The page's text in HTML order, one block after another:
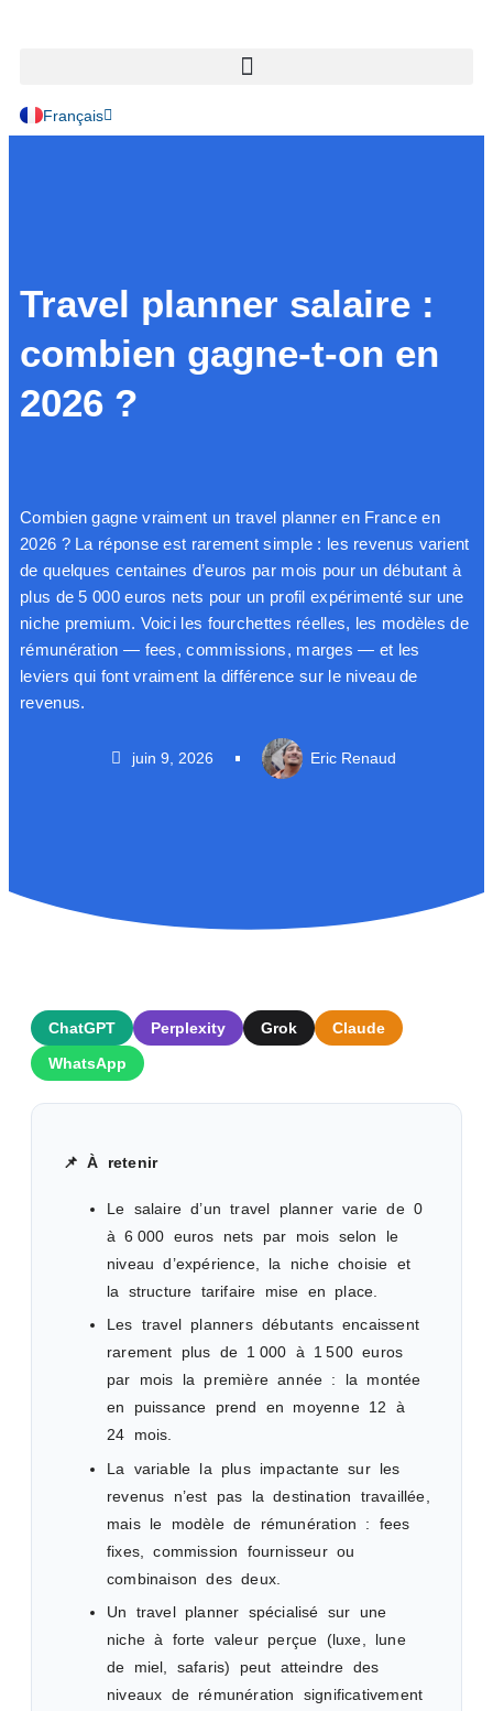
Français
English
Travel planner salaire :
combien gagne-t-on en
2026 ?
Combien gagne vraiment un travel planner en France en
2026 ? La réponse est rarement simple : les revenus varient
de quelques centaines d’euros par mois pour un débutant à
plus de 5 000 euros nets pour un profil expérimenté sur une
niche premium. Voici les fourchettes réelles, les modèles de
rémunération — fees, commissions, marges — et les
leviers qui font vraiment la différence sur le niveau de
revenus.
juin 9, 2026 Eric Renaud
ChatGPT Perplexity Grok
Claude
WhatsApp
📌 À retenir
Le salaire d’un travel planner varie de 0
à 6 000 euros nets par mois selon le
niveau d’expérience, la niche choisie et
la structure tarifaire mise en place.
Les travel planners débutants encaissent
rarement plus de 1 000 à 1 500 euros
par mois la première année : la montée
en puissance prend en moyenne 12 à
24 mois.
La variable la plus impactante sur les
revenus n’est pas la destination travaillée,
mais le modèle de rémunération : fees
fixes, commission fournisseur ou
combinaison des deux.
Un travel planner spécialisé sur une
niche à forte valeur perçue (luxe, lune
de miel, safaris) peut atteindre des
niveaux de rémunération significativement